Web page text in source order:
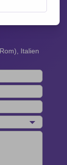
Italien